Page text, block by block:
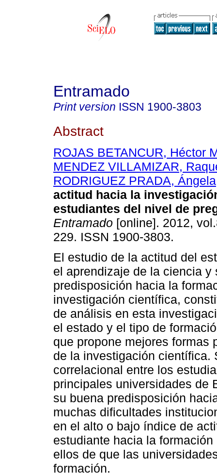
Entramado
Print version ISSN 1900-3803
Abstract
ROJAS BETANCUR, Héctor
MENDEZ VILLAMIZAR,
RODRIGUEZ PRADA, Ángela
actitud hacia la
estudiantes del nivel de
Entramado [online]. 2012,
229. ISSN 1900-3803.
El estudio de la actitud del
el aprendizaje de la ciencia y
predisposición hacia la
investigación científica,
de análisis en esta
el estado y el tipo de
que propone mejores formas
de la investigación científica.
correlacional entre los
principales universidades de
su buena predisposición
muchas dificultades
en el alto o bajo índice de
estudiante hacia la
ellos de que las
formación.